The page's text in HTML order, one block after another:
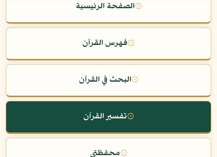
۞الصفحة الرئيسية
۞فهرس القرآن
۞البحث في القرآن
۞تفسير القرآن
۞محفظتي